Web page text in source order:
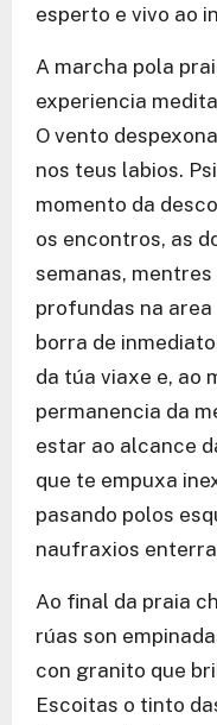
esperto e vivo ao
A marcha pola
experiencia
O vento
nos teus labios.
momento da
os encontros, as
semanas,
profundas na
borra de
da túa viaxe e, ao
permanencia da
estar ao alcance
que te empuxa
pasando polos
naufraxios
Ao final da praia
rúas son
con granito que
Escoitas o tinto